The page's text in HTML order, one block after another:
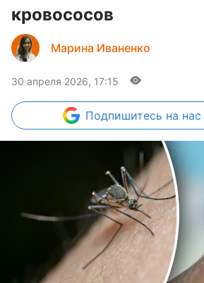
кровососов
Марина Иваненко
30 апреля 2026, 17:15
Подпишитесь на